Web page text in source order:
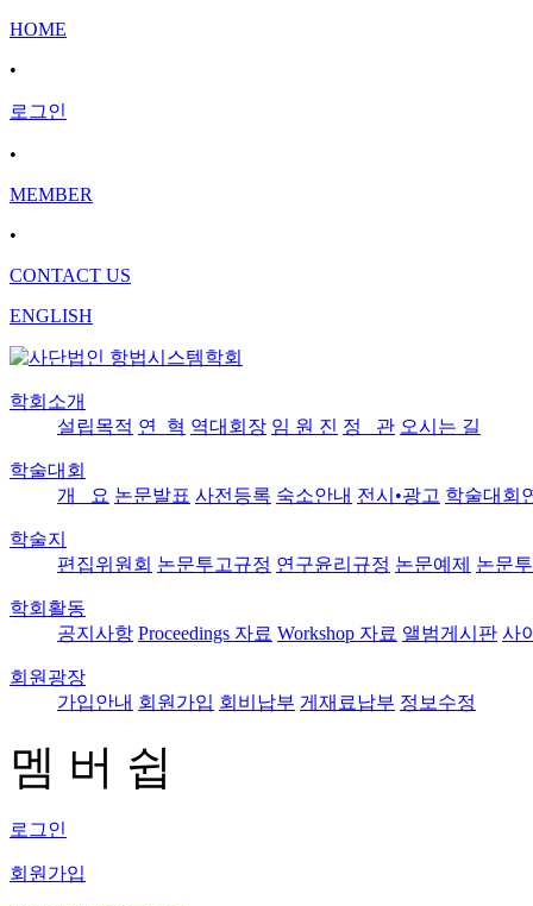
HOME
•
로그인
•
MEMBER
•
CONTACT US
ENGLISH
학회소개
설립목적 연 혁 역대회장 임 원 진 정 관 오시는 길
학술대회
개 요 논문발표 사전등록 숙소안내 전시•광고 학술대회
학술지
편집위원회 논문투고규정 연구윤리규정 논문예제 논문
학회활동
공지사항 Proceedings 자료 Workshop 자료 앨범게시판 사
회원광장
가입안내 회원가입 회비납부 게재료납부 정보수정
멤 버 쉽
로그인
회원가입